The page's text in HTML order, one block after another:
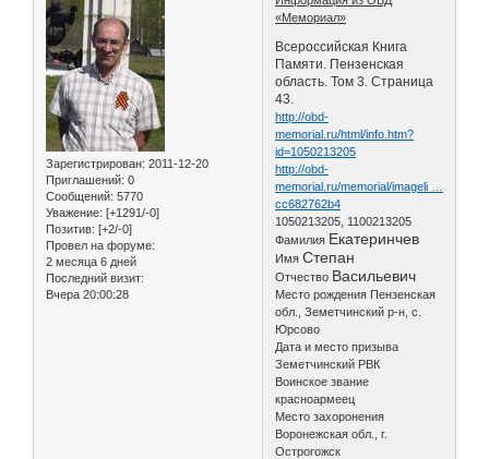
Зарегистрирован: 2011-12-20
Приглашений: 0
Сообщений: 5770
Уважение: [+1291/-0]
Позитив: [+2/-0]
Провел на форуме:
2 месяца 6 дней
Последний визит:
Вчера 20:00:28
«Мемориал»
Всероссийская Книга
Памяти. Пензенская
область. Том 3. Страница
43.
http://obd-
memorial.ru/html/info.htm?
id=1050213205
http://obd-
memorial.ru/memorial/imageli …
cc682762b4
1050213205, 1100213205
Фамилия Екатеринчев
ИмяСтепан
Отчество Васильевич
Место рождения Пензенская
обл., Земетчинский р-н, с.
Юрсово
Дата и место призыва
Земетчинский РВК
Воинское звание
красноармеец
Место захоронения
Воронежская обл., г.
Острогожск